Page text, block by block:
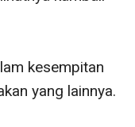
kesempitan
yang lainnya.